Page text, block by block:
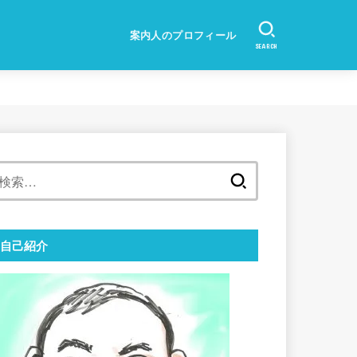
案内人のプロフィール
SEARCH
自己紹介